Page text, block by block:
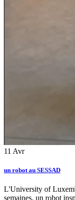
11 Avr
un robot au SESSAD
L'University of
semaines, un robot